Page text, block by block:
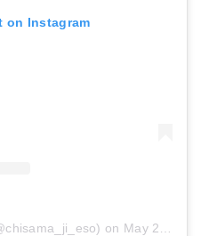
on Instagram
on May 26, 2017 at 8:00pm PDT